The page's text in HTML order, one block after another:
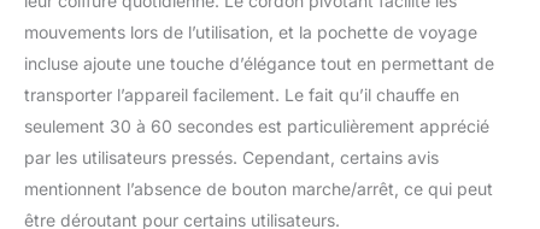
naturels. Astuce - plus
vous utilisez le sèche -
cheveux, plus la
température du airstyler
gants lorsque vous
utilisez un sèche -
cheveux ou que vous le
mouvements lors de l’utilisation, et la pochette de voyage
incluse ajoute une touche d’élégance tout en permettant de
transporter l’appareil facilement. Le fait qu’il chauffe en
seulement 30 à 60 secondes est particulièrement apprécié
par les utilisateurs pressés. Cependant, certains avis
mentionnent l’absence de bouton marche/arrêt, ce qui peut
être déroutant pour certains utilisateurs.